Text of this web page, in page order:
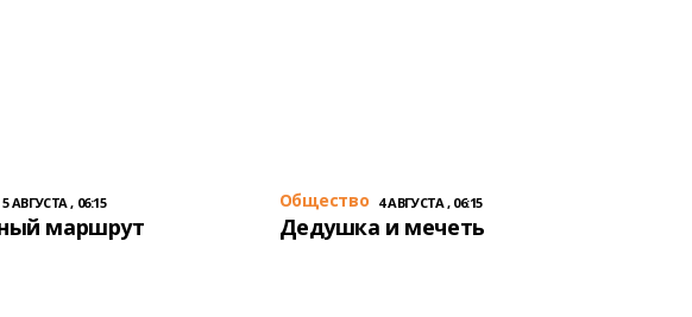
5 АВГУСТА , 06:15
маршрут
Общество 4 АВГУСТА , 06:15
Дедушка и мечеть